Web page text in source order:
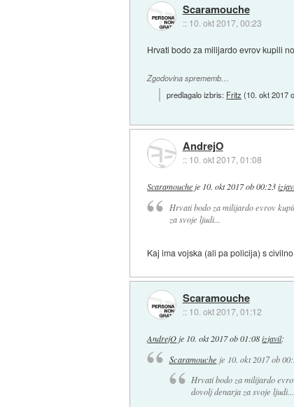
Scaramouche
:: 10. okt 2017, 00:23
Hrvati bodo za milijardo evrov kupili
Zgodovina sprememb…
predlagalo izbris: Fritz (10. okt 2017
AndrejO
:: 10. okt 2017, 01:08
Scaramouche je 10. okt 2017 ob 00:23
Hrvati bodo za milijardo evrov
za svoje ljudi...
Kaj ima vojska (ali pa policija) s
Scaramouche
:: 10. okt 2017, 01:12
AndrejO je 10. okt 2017 ob 01:08 izjavil:
Scaramouche je 10. okt 2017 ob
Hrvati bodo za milijardo
dovolj denarja za svoje ljudi...